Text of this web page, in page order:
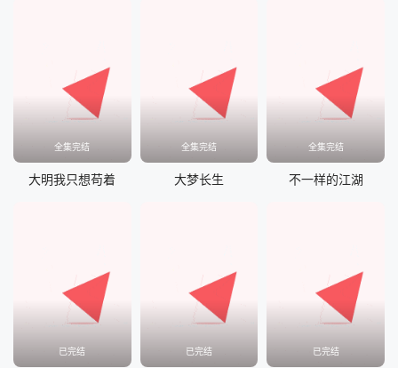
全集完结
大明我只想苟着
全集完结
大梦长生
全集完结
不一样的江湖
已完结 已完结 已完结